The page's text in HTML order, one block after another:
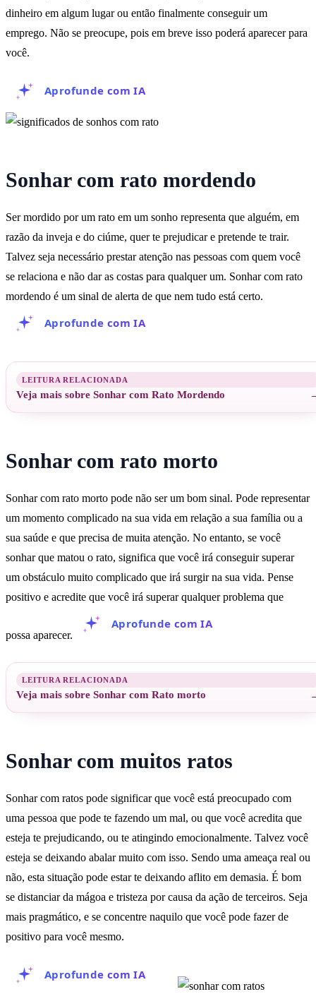
dinheiro em algum lugar ou então finalmente conseguir um
emprego. Não se preocupe, pois em breve isso poderá aparecer para
você.
Aprofunde com IA
Sonhar com rato mordendo
Ser mordido por um rato em um sonho representa que alguém, em
razão da inveja e do ciúme, quer te prejudicar e pretende te trair.
Talvez seja necessário prestar atenção nas pessoas com quem você
se relaciona e não dar as costas para qualquer um. Sonhar com rato
mordendo é um sinal de alerta de que nem tudo está certo.
Aprofunde com IA
Veja mais sobre Sonhar com Rato Mordendo
Sonhar com rato morto
Sonhar com rato morto pode não ser um bom sinal. Pode representar
um momento complicado na sua vida em relação a sua família ou a
sua saúde e que precisa de muita atenção. No entanto, se você
sonhar que matou o rato, significa que você irá conseguir superar
um obstáculo muito complicado que irá surgir na sua vida. Pense
positivo e acredite que você irá superar qualquer problema que
possa aparecer.
Aprofunde com IA
Veja mais sobre Sonhar com Rato morto
Sonhar com muitos ratos
Sonhar com ratos pode significar que você está preocupado com
uma pessoa que pode te fazendo um mal, ou que você acredita que
esteja te prejudicando, ou te atingindo emocionalmente. Talvez você
esteja se deixando abalar muito com isso. Sendo uma ameaça real ou
não, esta situação pode estar te deixando aflito em demasia. É bom
se distanciar da mágoa e tristeza por causa da ação de terceiros. Seja
mais pragmático, e se concentre naquilo que você pode fazer de
positivo para você mesmo.
Aprofunde com IA